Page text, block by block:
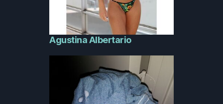
Agustina Albertario